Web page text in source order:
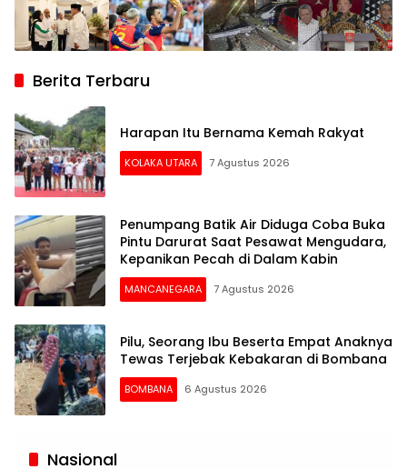
Berita Terbaru
Harapan Itu Bernama Kemah Rakyat
KOLAKA UTARA 7 Agustus 2026
Penumpang Batik Air Diduga Coba Buka
Pintu Darurat Saat Pesawat Mengudara,
Kepanikan Pecah di Dalam Kabin
MANCANEGARA 7 Agustus 2026
Pilu, Seorang Ibu Beserta Empat Anaknya
Tewas Terjebak Kebakaran di Bombana
BOMBANA 6 Agustus 2026
Siaran
Nasional